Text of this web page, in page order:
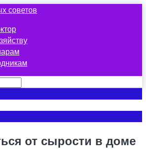
советов
от сырости в доме